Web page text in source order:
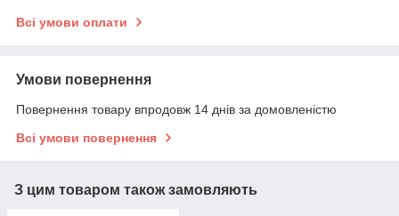
Всі умови оплати
Умови повернення
Повернення товару впродовж 14 днів за домовленістю
Всі умови повернення
З цим товаром також замовляють